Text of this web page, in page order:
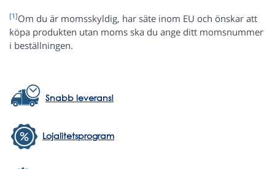
[1]Om du är momsskyldig, har säte inom EU och önskar att
köpa produkten utan moms ska du ange ditt momsnummer
i beställningen.
Snabb leverans!
Lojalitetsprogram